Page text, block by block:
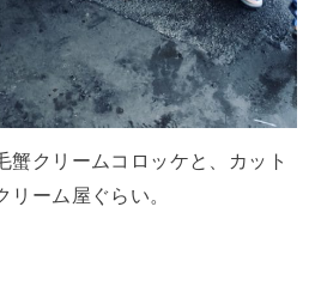
蟹クリームコロッケと、カット
リーム屋ぐらい。